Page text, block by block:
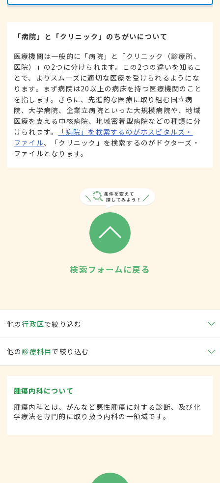
「病院」と「クリニック」のちがいについて
医療機関は一般的に「病院」と「クリニック（診療所、
医院）」の2つに分けられます。この2つの違いを知るこ
とで、よりスムーズに適切な医療を受けられるようにな
ります。まず病院は20以上の病床を持つ医療機関のこと
を指します。さらに、先進的な医療に取り組む国立病
院、大学病院、企業立病院といった大規模病院や、地域
医療を支える中核病院、地域密着型病院などの種類に分
けられます。
「病院」を検索するのがホスピタルズ・
ファイル、「クリニック」を検索するのがドクターズ・
ファイルとなります。
検索フォームに戻る
他の行政区で絞り込む
他の 診療科目で絞り込む
腫瘍内科について
腫瘍内科とは、がんなど悪性腫瘍に対する診断、及び化
学療法を専門的に取り扱う内科の一領域です。